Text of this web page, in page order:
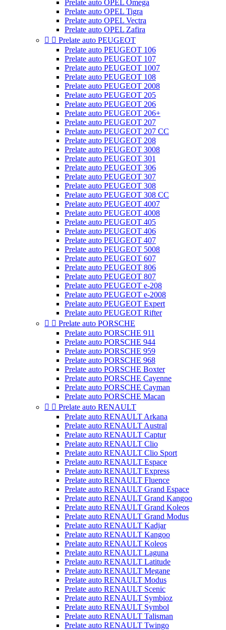
Prelate auto OPEL Omega
Prelate auto OPEL Tigra
Prelate auto OPEL Vectra
Prelate auto OPEL Zafira
  Prelate auto PEUGEOT
Prelate auto PEUGEOT 106
Prelate auto PEUGEOT 107
Prelate auto PEUGEOT 1007
Prelate auto PEUGEOT 108
Prelate auto PEUGEOT 2008
Prelate auto PEUGEOT 205
Prelate auto PEUGEOT 206
Prelate auto PEUGEOT 206+
Prelate auto PEUGEOT 207
Prelate auto PEUGEOT 207 CC
Prelate auto PEUGEOT 208
Prelate auto PEUGEOT 3008
Prelate auto PEUGEOT 301
Prelate auto PEUGEOT 306
Prelate auto PEUGEOT 307
Prelate auto PEUGEOT 308
Prelate auto PEUGEOT 308 CC
Prelate auto PEUGEOT 4007
Prelate auto PEUGEOT 4008
Prelate auto PEUGEOT 405
Prelate auto PEUGEOT 406
Prelate auto PEUGEOT 407
Prelate auto PEUGEOT 5008
Prelate auto PEUGEOT 607
Prelate auto PEUGEOT 806
Prelate auto PEUGEOT 807
Prelate auto PEUGEOT e-208
Prelate auto PEUGEOT e-2008
Prelate auto PEUGEOT Expert
Prelate auto PEUGEOT Rifter
  Prelate auto PORSCHE
Prelate auto PORSCHE 911
Prelate auto PORSCHE 944
Prelate auto PORSCHE 959
Prelate auto PORSCHE 968
Prelate auto PORSCHE Boxter
Prelate auto PORSCHE Cayenne
Prelate auto PORSCHE Cayman
Prelate auto PORSCHE Macan
  Prelate auto RENAULT
Prelate auto RENAULT Arkana
Prelate auto RENAULT Austral
Prelate auto RENAULT Captur
Prelate auto RENAULT Clio
Prelate auto RENAULT Clio Sport
Prelate auto RENAULT Espace
Prelate auto RENAULT Express
Prelate auto RENAULT Fluence
Prelate auto RENAULT Grand Espace
Prelate auto RENAULT Grand Kangoo
Prelate auto RENAULT Grand Koleos
Prelate auto RENAULT Grand Modus
Prelate auto RENAULT Kadjar
Prelate auto RENAULT Kangoo
Prelate auto RENAULT Koleos
Prelate auto RENAULT Laguna
Prelate auto RENAULT Latitude
Prelate auto RENAULT Megane
Prelate auto RENAULT Modus
Prelate auto RENAULT Scenic
Prelate auto RENAULT Symbioz
Prelate auto RENAULT Symbol
Prelate auto RENAULT Talisman
Prelate auto RENAULT Twingo